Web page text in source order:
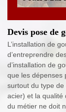
Devis pose de
L’installation de
d’entreprendre
d’installation de
que les dépenses
surtout du type de
acier) et la qualité
du métier ne doit